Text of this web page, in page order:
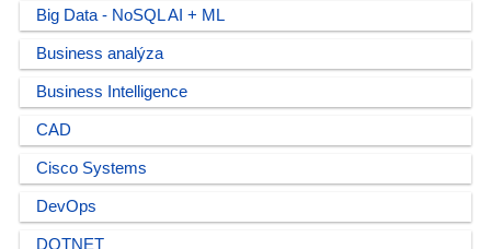
Big Data - NoSQL AI + ML
Business analýza
Business Intelligence
CAD
Cisco Systems
DevOps
DOTNET